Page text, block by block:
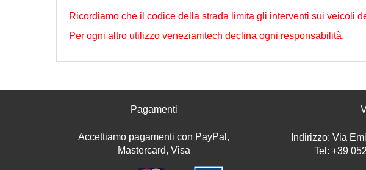
Ricordiamo che il codice della strada limita gli interventi sui veicoli
Per ogni altro utilizzo venezianitech declina ogni responsabilità.
Pagamenti
Accettiamo pagamenti con PayPal,
Mastercard, Visa
Indirizzo: Via
Tel: +39